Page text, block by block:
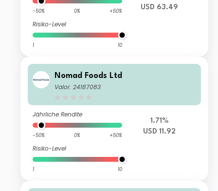
-50% 0% +50%
Risiko-Level
1 10
USD 63.49
Nomad Foods Ltd
Valor: 24187083
Jährliche Rendite
-50% 0% +50%
Risiko-Level
1 10
1.71%
USD 11.92